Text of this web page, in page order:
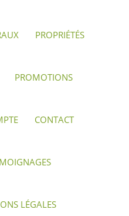
PROPRIÉTÉS
PROMOTIONS
CONTACT
LÉGALES